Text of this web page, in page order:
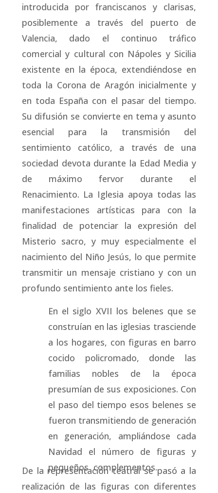
introducida por franciscanos y clarisas,
posiblemente a través del puerto de
Valencia, dado el continuo tráfico
comercial y cultural con Nápoles y Sicilia
existente en la época, extendiéndose en
toda la Corona de Aragón inicialmente y
en toda España con el pasar del tiempo.
Su difusión se convierte en tema y asunto
esencial para la transmisión del
sentimiento católico, a través de una
sociedad devota durante la Edad Media y
de máximo fervor durante el
Renacimiento. La Iglesia apoya todas las
manifestaciones artísticas para con la
finalidad de potenciar la expresión del
Misterio sacro, y muy especialmente el
nacimiento del Niño Jesús, lo que permite
transmitir un mensaje cristiano y con un
profundo sentimiento ante los fieles.
En el siglo XVII los belenes que se
construían en las iglesias trasciende
a los hogares, con figuras en barro
cocido policromado, donde las
familias nobles de la época
presumían de sus exposiciones. Con
el paso del tiempo esos belenes se
fueron transmitiendo de generación
en generación, ampliándose cada
Navidad el número de figuras y
pequeños complementos.
De la representación teatral se pasó a la
realización de las figuras con diferentes